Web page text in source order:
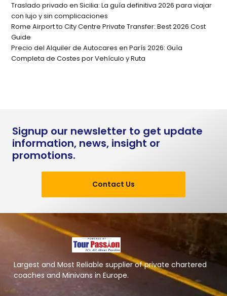
Traslado privado en Sicilia: La guía definitiva 2026 para viajar
con lujo y sin complicaciones
Rome Airport to City Centre Private Transfer: Best 2026 Cost
Guide
Precio del Alquiler de Autocares en París 2026: Guía
Completa de Costes por Vehículo y Ruta
Signup our newsletter to get update
information, news, insight or
promotions.
Contact Us
Largest and Most Reliable supplier of private chartered
coaches and Minivans in Europe.